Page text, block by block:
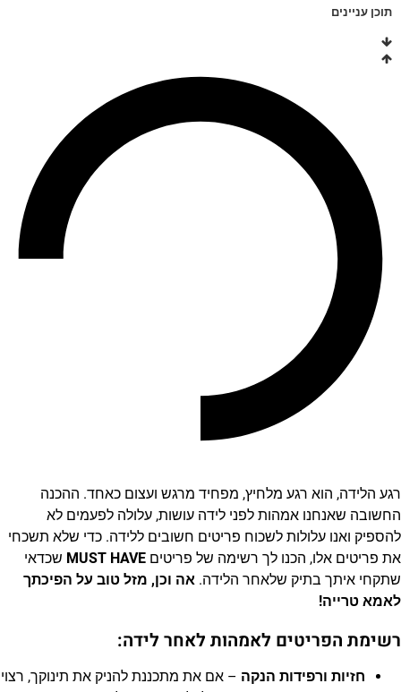
תוכן עניינים
רגע הלידה, הוא רגע מלחיץ, מפחיד מרגש ועצום כאחד. ההכנה
החשובה שאנחנו אמהות לפני לידה עושות, עלולה לפעמים לא
להספיק ואנו עלולות לשכוח פריטים חשובים ללידה. כדי שלא תשכחי
את פריטים אלו, הכנו לך רשימה של פריטים MUST HAVE שכדאי
שתקחי איתך בתיק שלאחר הלידה. אה וכן, מזל טוב על הפיכתך
לאמא טרייה!
רשימת הפריטים לאמהות לאחר לידה:
חזיות ורפידות הנקה – אם את מתכננת להניק את תינוקך, רצוי